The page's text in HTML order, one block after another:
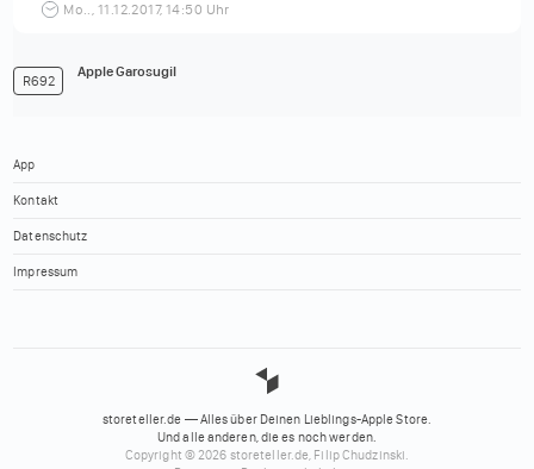
Mo.., 11.12.2017, 14:50 Uhr
R692
Apple Garosugil
App
Kontakt
Datenschutz
Impressum
storeteller.de — Alles über Deinen Lieblings-Apple Store.
Und alle anderen, die es noch werden.
Copyright © 2026 storeteller.de, Filip Chudzinski.